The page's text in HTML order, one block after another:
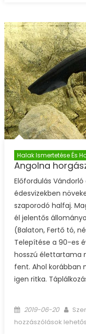
Halak Ismertetése És
Angolna
Előfordulás
édesvizekben
szaporodó halfaj.
él jelentős
(Balaton, Fertő tó,
Telepítése a 90-es
hosszú élettartama
fent. Ahol
igen ritka.
Posted on
2019-06-20
hozzászólások